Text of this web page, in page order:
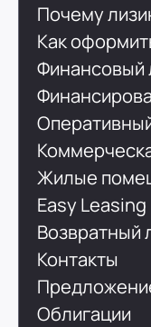
Почему
Как
Финансовый
Жилые
Easy Leasing
Возвратный
Контакты
Облигации